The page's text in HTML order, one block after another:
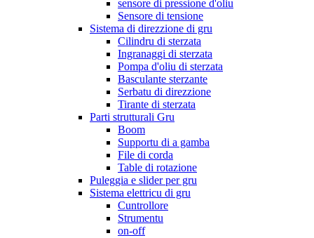
sensore di pressione d'oliu
Sensore di tensione
Sistema di direzzione di gru
Cilindru di sterzata
Ingranaggi di sterzata
Pompa d'oliu di sterzata
Basculante sterzante
Serbatu di direzzione
Tirante di sterzata
Parti strutturali Gru
Boom
Supportu di a gamba
File di corda
Table di rotazione
Puleggia e slider per gru
Sistema elettricu di gru
Cuntrollore
Strumentu
on-off